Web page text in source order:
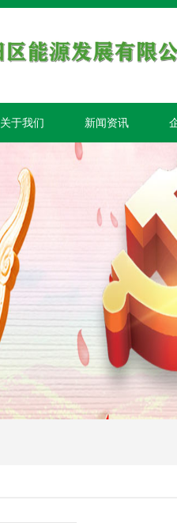
关于我们 新闻资讯